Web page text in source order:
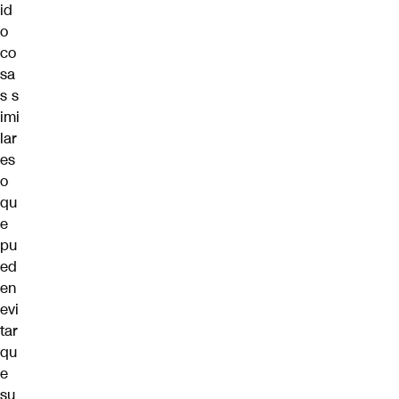
id
o
co
sa
s s
imi
lar
es
o
qu
e
pu
ed
en
evi
tar
qu
e